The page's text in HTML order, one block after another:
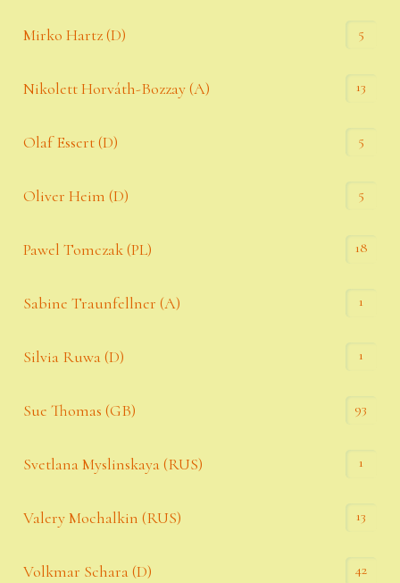
Mirko Hartz (D) 5
Nikolett Horváth-Bozzay (A) 13
Olaf Essert (D) 5
Oliver Heim (D) 5
Pawel Tomczak (PL) 18
Sabine Traunfellner (A) 1
Silvia Ruwa (D) 1
Sue Thomas (GB) 93
Svetlana Myslinskaya (RUS) 1
Valery Mochalkin (RUS) 13
Volkmar Schara (D) 42